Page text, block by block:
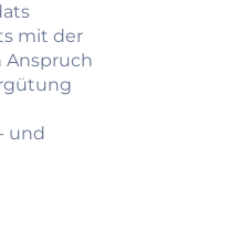
mit der
Anspruch
und